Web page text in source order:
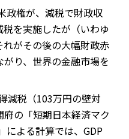
政権が、減税で財政収
を実施したが（いわゆ
がその後の大幅財政赤
り、世界の金融市場を
減税（103万円の壁対
の「短期日本経済マク
による計算では、GDP